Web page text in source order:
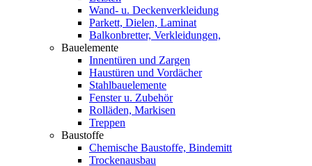
Wand- u. Deckenverkleidung
Parkett, Dielen, Laminat
Balkonbretter, Verkleidungen,
Bauelemente
Innentüren und Zargen
Haustüren und Vordächer
Stahlbauelemente
Fenster u. Zubehör
Rolläden, Markisen
Treppen
Baustoffe
Chemische Baustoffe, Bindemitt
Trockenausbau